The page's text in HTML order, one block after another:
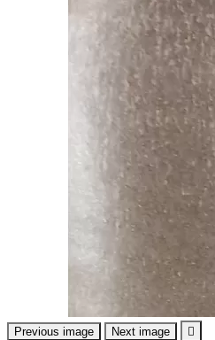
Previous image Next image 